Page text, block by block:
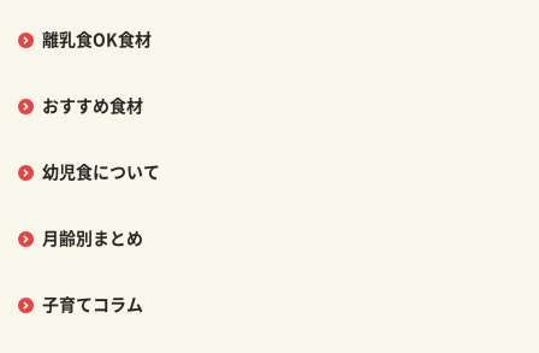
離乳食OK食材
おすすめ食材
幼児食について
月齢別まとめ
子育てコラム